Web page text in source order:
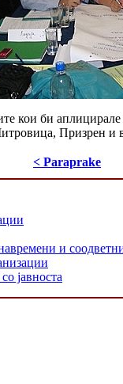
кои би
Призрен и
< Paraprake
и
јавноста